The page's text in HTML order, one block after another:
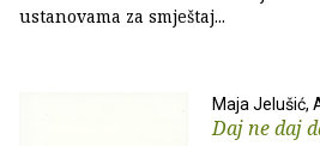
ustanovama za smještaj...
Maja Jelušić,
Daj ne daj